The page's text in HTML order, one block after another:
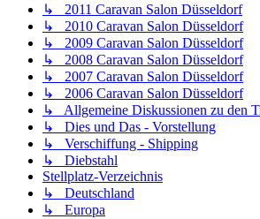
↳ 2011 Caravan Salon Düsseldorf
↳ 2010 Caravan Salon Düsseldorf
↳ 2009 Caravan Salon Düsseldorf
↳ 2008 Caravan Salon Düsseldorf
↳ 2007 Caravan Salon Düsseldorf
↳ 2006 Caravan Salon Düsseldorf
↳ Allgemeine Diskussionen zu den
↳ Dies und Das - Vorstellung
↳ Verschiffung - Shipping
↳ Diebstahl
Stellplatz-Verzeichnis
↳ Deutschland
↳ Europa